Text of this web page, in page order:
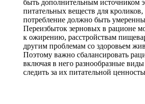
быть дополнительным источником
питательных веществ для
потребление должно быть
Переизбыток зерновых в рационе
к ожирению, расстройствам
другим проблемам со здоровьем
Поэтому важно сбалансировать
включая в него разнообразные
следить за их питательной